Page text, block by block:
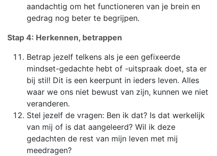
aandachtig om het functioneren van je brein en
gedrag nog beter te begrijpen.
Stap 4: Herkennen, betrappen
Betrap jezelf telkens als je een gefixeerde
mindset-gedachte hebt of -uitspraak doet, sta er
bij stil! Dit is een keerpunt in ieders leven. Alles
waar we ons niet bewust van zijn, kunnen we niet
veranderen.
Stel jezelf de vragen: Ben ik dat? Is dat werkelijk
van mij of is dat aangeleerd? Wil ik deze
gedachten de rest van mijn leven met mij
meedragen?